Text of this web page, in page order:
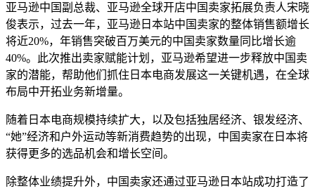
亚马逊中国副总裁、亚马逊全球开店中国卖家拓展负责人宋晓
俊表示，过去一年，亚马逊日本站中国卖家的整体销售额增长
将近20%，年销售突破百万美元的中国卖家数量同比增长逾
40%。此次推出卖家赋能计划，亚马逊希望进一步释放中国卖
家的潜能，帮助他们抓住日本电商发展这一关键机遇，在全球
布局中开拓业务新增量。
随着日本电商规模持续扩大，以及包括独居经济、银发经济、
“她”经济和户外运动等新消费趋势的出现，中国卖家在日本将
获得更多的选品机会和增长空间。
除整体业绩提升外，中国卖家还通过亚马逊日本站成功打造了